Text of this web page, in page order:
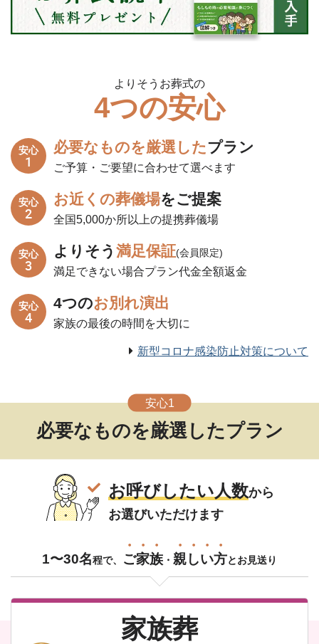
よりそうお葬式の
4つの安心
安心
1
必要なものを厳選したプラン
ご予算・ご要望に合わせて選べます
安心
2
お近くの葬儀場をご提案
全国5,000か所以上の提携葬儀場
安心
3
よりそう 満足保証(会員限定)
満足できない場合プラン代金全額返金
安心
4
4つのお別れ演出
家族の最後の時間を大切に
新型コロナ感染防止対策について
安心1
必要なものを厳選したプラン
お呼びしたい人数から
お選びいただけます
1〜30名程で、 ご家族 ・ 親しい方とお見送り
家族葬